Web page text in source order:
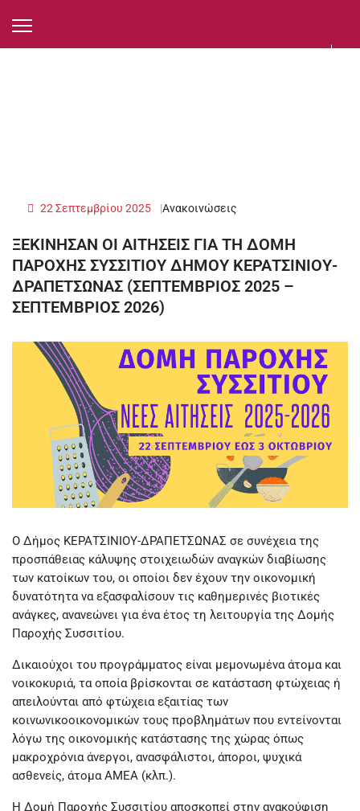
Ανακοινώσεις
22 Σεπτεμβρίου 2025
ΞΕΚΙΝΗΣΑΝ ΟΙ ΑΙΤΗΣΕΙΣ ΓΙΑ ΤΗ ΔΟΜΗ
ΠΑΡΟΧΗΣ ΣΥΣΣΙΤΙΟΥ ΔΗΜΟΥ ΚΕΡΑΤΣΙΝΙΟΥ-
ΔΡΑΠΕΤΣΩΝΑΣ (ΣΕΠΤΕΜΒΡΙΟΣ 2025 –
ΣΕΠΤΕΜΒΡΙΟΣ 2026)
Ο Δήμος ΚΕΡΑΤΣΙΝΙΟΥ-ΔΡΑΠΕΤΣΩΝΑΣ σε συνέχεια της
προσπάθειας κάλυψης στοιχειωδών αναγκών διαβίωσης
των κατοίκων του, οι οποίοι δεν έχουν την οικονομική
δυνατότητα να εξασφαλίσουν τις καθημερινές βιοτικές
ανάγκες, ανανεώνει για ένα έτος τη λειτουργία της Δομής
Παροχής Συσσιτίου.
Δικαιούχοι του προγράμματος είναι μεμονωμένα άτομα και
νοικοκυριά, τα οποία βρίσκονται σε κατάσταση φτώχειας ή
απειλούνται από φτώχεια εξαιτίας των
κοινωνικοοικονομικών τους προβλημάτων που εντείνονται
λόγω της οικονομικής κατάστασης της χώρας όπως
μακροχρόνια άνεργοι, ανασφάλιστοι, άποροι, ψυχικά
ασθενείς, άτομα ΑΜΕΑ (κλπ.).
Η Δομή Παροχής Συσσιτίου αποσκοπεί στην ανακούφιση